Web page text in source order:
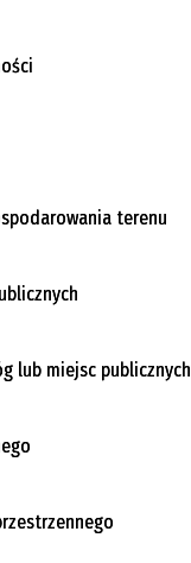
terenu
lub miejsc publicznych